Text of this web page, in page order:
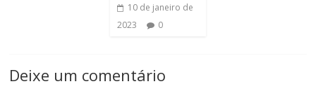
10 de janeiro de
2023
0
Deixe um comentário